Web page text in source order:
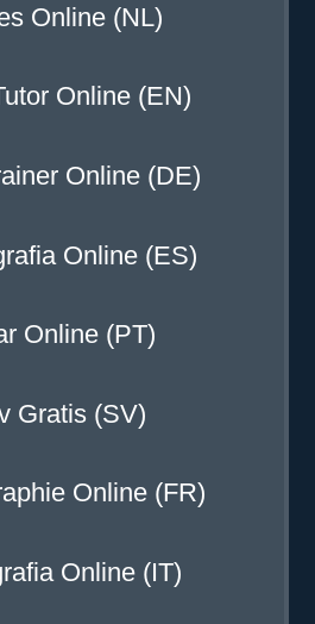
Online (NL)
Online (EN)
Online (DE)
Online (ES)
Online (PT)
Gratis (SV)
Online (FR)
Online (IT)